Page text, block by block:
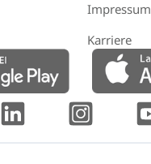
Impressum
Karriere